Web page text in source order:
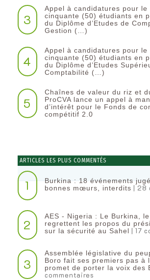
3
Appel à candidatures pour le
cinquante (50) étudiants en
du Diplôme d’Etudes de
Gestion (…)
4
Appel à candidatures pour le
cinquante (50) étudiants en
du Diplôme d’Etudes
Comptabilité (…)
5
Chaînes de valeur du riz et
ProCVA lance un appel à
d’intérêt pour le Fonds de
compétitif 2.0
ARTICLES LES PLUS COMMENTÉS
1
Burkina : 18 événements
bonnes mœurs, interdits | 28
2
AES - Nigeria : Le Burkina,
regrettent les propos du
sur la sécurité au Sahel | 17
3
Assemblée législative du
Boro fait ses premiers pas à
promet de porter la voix des
commentaires